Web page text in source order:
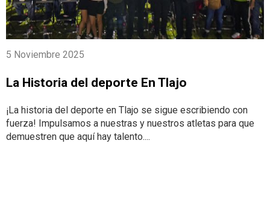
5 Noviembre 2025
La Historia del deporte En Tlajo
¡La historia del deporte en Tlajo se sigue escribiendo con
fuerza! Impulsamos a nuestras y nuestros atletas para que
demuestren que aquí hay talento....